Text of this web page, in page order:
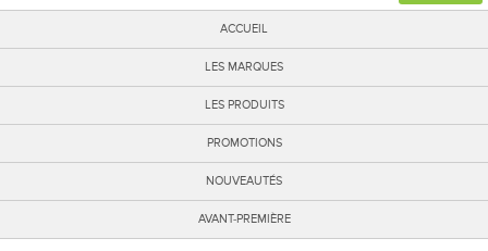
ACCUEIL
LES MARQUES
LES PRODUITS
PROMOTIONS
NOUVEAUTÉS
AVANT-PREMIÈRE